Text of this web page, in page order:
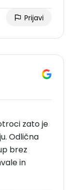
Prijavi
zato je
Odlična
brez
in